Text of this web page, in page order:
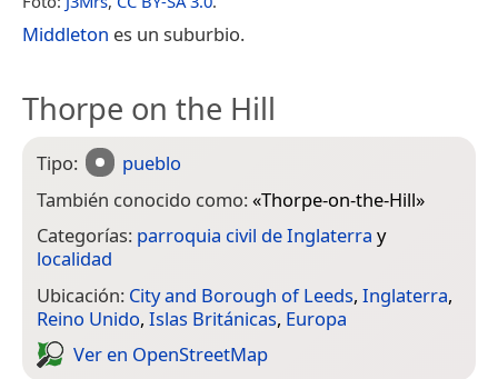
Middleton es un suburbio.
Thorpe on the Hill
Tipo:
pueblo
También conocido como:«Thorpe-on-the-Hill»
Categorías: parroquia civil de Inglaterra y
localidad
Ubicación: City and Borough of Leeds, Inglaterra,
Reino Unido, Islas Británicas, Europa
Ver en Open­Street­Map